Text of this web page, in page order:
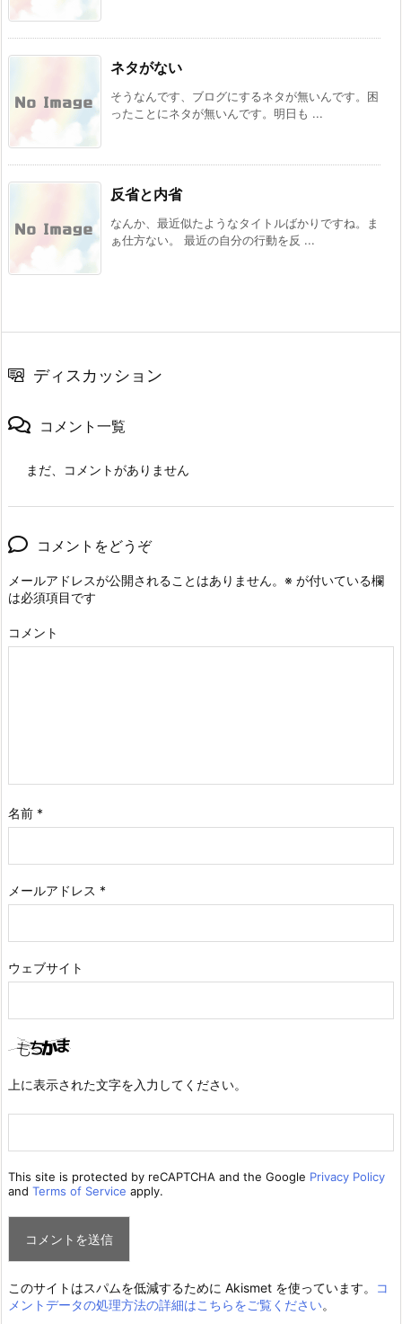
ネタがない
そうなんです、ブログにするネタが無いんです。困
ったことにネタが無いんです。明日も ...
反省と内省
なんか、最近似たようなタイトルばかりですね。ま
ぁ仕方ない。 最近の自分の行動を反 ...
ディスカッション
コメント一覧
まだ、コメントがありません
コメントをどうぞ
メールアドレスが公開されることはありません。 ※ が付いている欄
は必須項目です
コメント
名前 *
メールアドレス *
ウェブサイト
上に表示された文字を入力してください。
This site is protected by reCAPTCHA and the Google Privacy Policy
and Terms of Service apply.
このサイトはスパムを低減するために Akismet を使っています。
コ
メントデータの処理方法の詳細はこちらをご覧ください。